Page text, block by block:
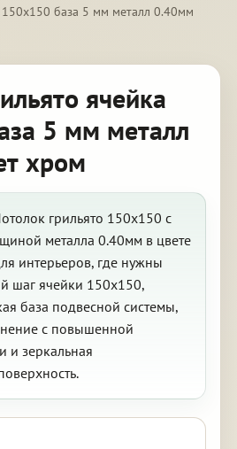
150х150 база 5 мм металл 0.40мм
ячейка
5 мм металл
хром
грильято 150х150 с
металла 0.40мм в цвете
интерьеров, где нужны
шаг ячейки 150х150,
база подвесной системы,
с повышенной
и зеркальная